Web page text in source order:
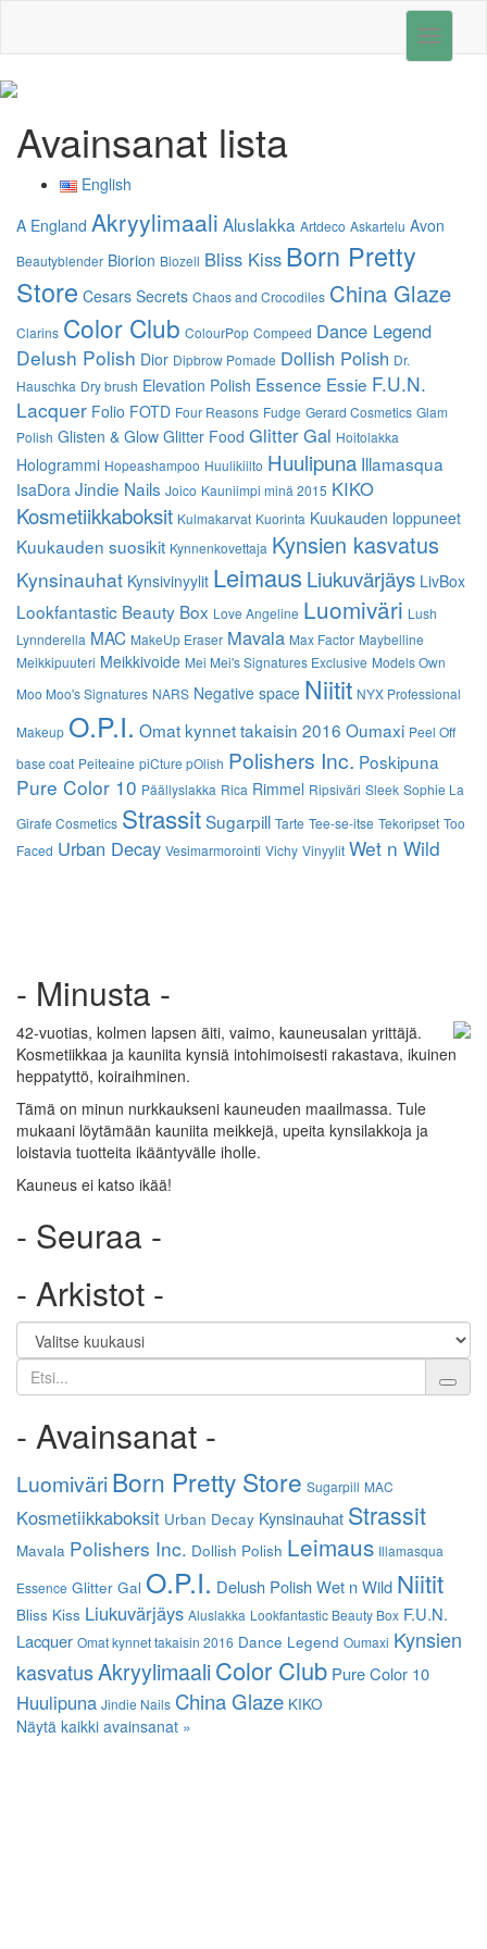
Toggle
Avainsanat lista
English
A England Akryylimaali Aluslakka Artdeco Askartelu Avon
Beautyblender Biorion Biozell Bliss Kiss Born Pretty
Store Cesars Secrets Chaos and Crocodiles China Glaze
Clarins Color Club ColourPop Compeed Dance Legend
Delush Polish Dior Dipbrow Pomade Dollish Polish Dr.
Hauschka Dry brush Elevation Polish Essence Essie F.U.N.
Lacquer Folio FOTD Four Reasons Fudge Gerard Cosmetics Glam
Polish Glisten & Glow Glitter Food Glitter Gal Hoitolakka
Hologrammi Hopeashampoo Huulikiilto Huulipuna Illamasqua
IsaDora Jindie Nails Joico Kauniimpi minä 2015 KIKO
Kosmetiikkaboksit Kulmakarvat Kuorinta Kuukauden loppuneet
Kuukauden suosikit Kynnenkovettaja Kynsien kasvatus
Kynsinauhat Kynsivinyylit Leimaus Liukuvärjäys LivBox
Lookfantastic Beauty Box Love Angeline Luomiväri Lush
Lynnderella MAC MakeUp Eraser Mavala Max Factor Maybelline
Meikkipuuteri Meikkivoide Mei Mei's Signatures Exclusive Models Own
Moo Moo's Signatures NARS Negative space Niitit NYX Professional
Makeup O.P.I. Omat kynnet takaisin 2016 Oumaxi Peel Off
base coat Peiteaine piCture pOlish Polishers Inc. Poskipuna
Pure Color 10 Päällyslakka Rica Rimmel Ripsiväri Sleek Sophie La
Girafe Cosmetics StrassitSugarpill Tarte Tee-se-itse Tekoripset Too
Faced Urban Decay Vesimarmorointi Vichy Vinyylit Wet n Wild
- Minusta -
42-vuotias, kolmen lapsen äiti, vaimo, kauneusalan yrittäjä.
Kosmetiikkaa ja kauniita kynsiä intohimoisesti rakastava, ikuinen
heppatyttö, koiraihminen.
Tämä on minun nurkkaukseni kauneuden maailmassa. Tule
mukaani löytämään kauniita meikkejä, upeita kynsilakkoja ja
loistavia tuotteita ikääntyvälle iholle.
Kauneus ei katso ikää!
- Seuraa -
- Arkistot -
Etsi
- Avainsanat -
LuomiväriBorn Pretty Store Sugarpill MAC
Kosmetiikkaboksit Urban Decay Kynsinauhat Strassit
Mavala Polishers Inc. Dollish Polish Leimaus Illamasqua
Essence Glitter Gal O.P.I. Delush PolishWet n Wild Niitit
Bliss Kiss Liukuvärjäys Aluslakka Lookfantastic Beauty Box F.U.N.
Lacquer Omat kynnet takaisin 2016 Dance Legend Oumaxi Kynsien
kasvatusAkryylimaaliColor Club Pure Color 10
Huulipuna Jindie Nails China Glaze KIKO
Näytä kaikki avainsanat »